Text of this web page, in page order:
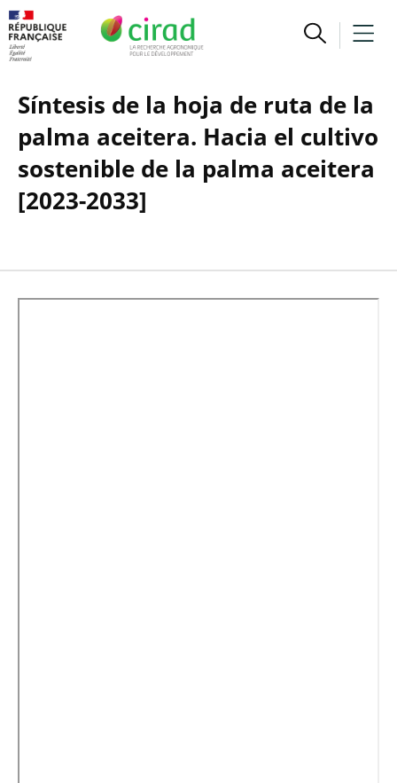
Síntesis de la hoja de ruta de la
palma aceitera. Hacia el cultivo
sostenible de la palma aceitera
[2023-2033]